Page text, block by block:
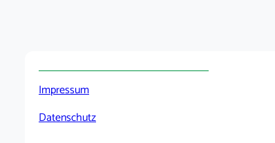
Impressum
Datenschutz